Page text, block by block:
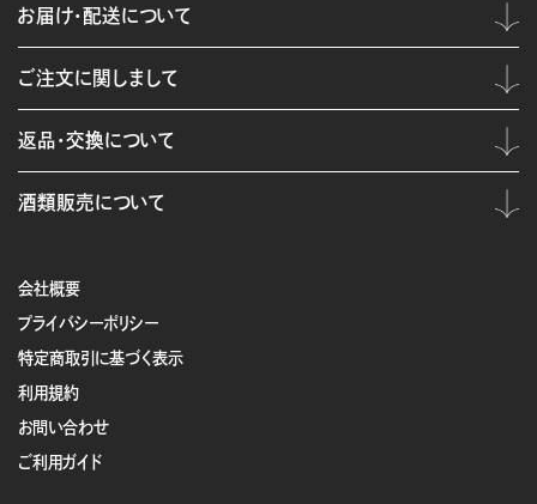
会社概要
プライバシーポリシー
特定商取引に基づく表示
利用規約
お問い合わせ
ご利用ガイド
お届け・配送について
ご注文に関しまして
返品・交換について
酒類販売について